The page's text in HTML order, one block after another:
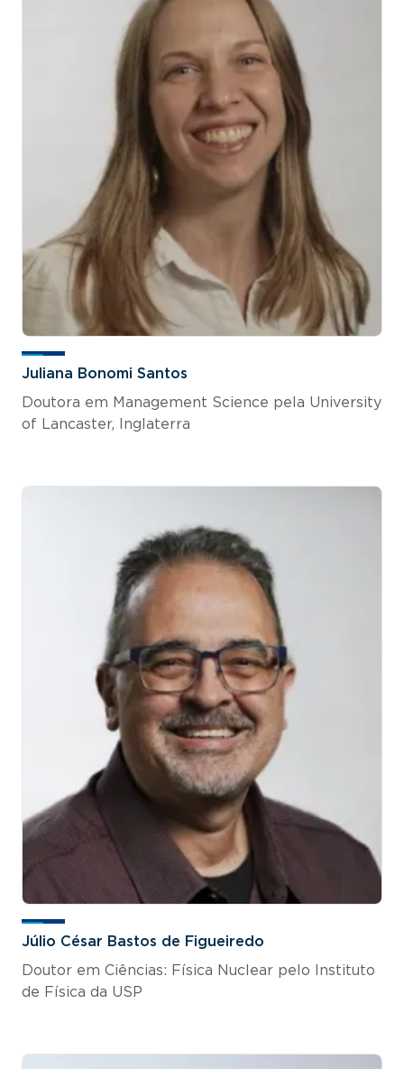
Juliana Bonomi Santos
Doutora em Management Science pela University
of Lancaster, Inglaterra
Júlio César Bastos de Figueiredo
Doutor em Ciências: Física Nuclear pelo Instituto
de Física da USP